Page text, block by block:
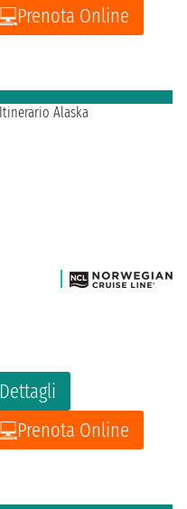
Prenota Online
Dettagli
Prenota Online